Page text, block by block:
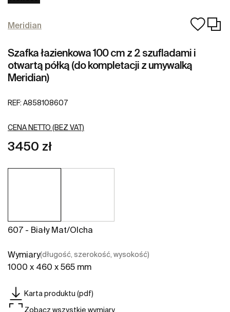
Meridian
Szafka łazienkowa 100 cm z 2 szufladami i
otwartą półką (do kompletacji z umywalką
Meridian)
REF: A858108607
CENA NETTO (BEZ VAT)
3450 zł
607 - Biały Mat/olcha
Wymiary(długość, szerokość, wysokość)
1000 x 460 x 565 mm
Karta produktu (pdf)
Zobacz wszystkie wymiary